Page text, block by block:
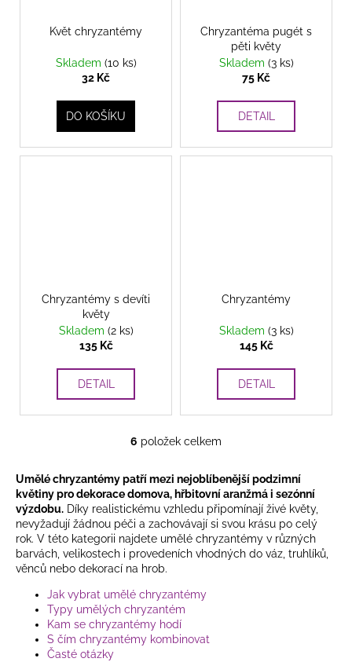
Květ chryzantémy
Skladem (10 ks)
32 Kč
DO KOŠÍKU
Chryzantéma pugét s
pěti květy
Skladem (3 ks)
75 Kč
DETAIL
Chryzantémy s devíti
květy
Skladem (2 ks)
135 Kč
DETAIL
Chryzantémy
Skladem (3 ks)
145 Kč
DETAIL
O
l
á
d
a
c
p
r
v
k
6 položek celkem
Umělé chryzantémy patří mezi nejoblíbenější podzimní
květiny pro dekorace domova, hřbitovní aranžmá i sezónní
výzdobu. Díky realistickému vzhledu připomínají živé květy,
nevyžadují žádnou péči a zachovávají si svou krásu po celý
rok. V této kategorii najdete umělé chryzantémy v různých
barvách, velikostech i provedeních vhodných do váz, truhlíků,
věnců nebo dekorací na hrob.
Jak vybrat umělé chryzantémy
Typy umělých chryzantém
Kam se chryzantémy hodí
S čím chryzantémy kombinovat
Časté otázky